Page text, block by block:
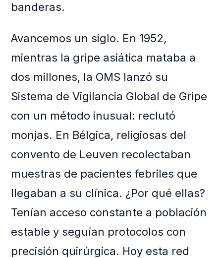
banderas.
Avancemos un siglo. En 1952,
mientras la gripe asiática mataba a
dos millones, la OMS lanzó su
Sistema de Vigilancia Global de Gripe
con un método inusual: reclutó
monjas. En Bélgica, religiosas del
convento de Leuven recolectaban
muestras de pacientes febriles que
llegaban a su clínica. ¿Por qué ellas?
Tenían acceso constante a población
estable y seguían protocolos con
precisión quirúrgica. Hoy esta red